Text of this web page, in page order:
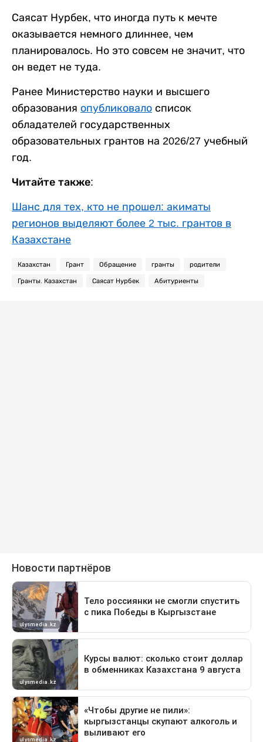
Саясат Нурбек, что иногда путь к мечте
оказывается немного длиннее, чем
планировалось. Но это совсем не значит, что
он ведет не туда.
Ранее Министерство науки и высшего
образования опубликовало список
обладателей государственных
образовательных грантов на 2026/27 учебный
год.
Читайте также:
Шанс для тех, кто не прошел: акиматы
регионов выделяют более 2 тыс. грантов в
Казахстане
Казахстан Грант Обращение гранты родители
Гранты. Казахстан Саясат Нурбек Абитуриенты